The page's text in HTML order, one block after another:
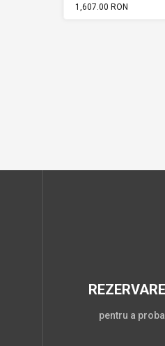
1,607.00 RON
pentru a